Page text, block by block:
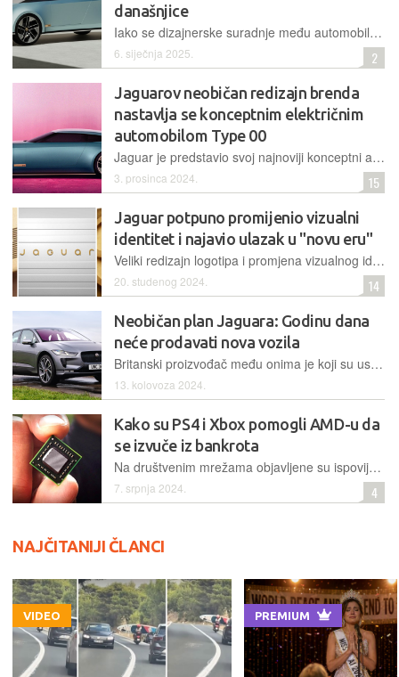
današnjice
Iako se dizajnerske suradnje među automobilskim markama događaju rijetko, jedan je londonski dizajnerski studio zamislio takvu suradnju između dva nespojiva partnera – Tesle i Jaguara
6. siječnja 2025. 2
Jaguarov neobičan redizajn brenda
nastavlja se konceptnim električnim
automobilom Type 00
Jaguar je predstavio svoj najnoviji konceptni automobil Type 00 na Miami Art Weeku, kojim je šokirao medije i automobilsku industriju. Ovo predstavljanje dolazi nakon kontroverzne kampanje rebrendiranja koja je pokrenula široku raspravu i kritike na društvenim mrežama...
3. prosinca 2024. 15
Jaguar potpuno promijenio vizualni
identitet i najavio ulazak u "novu eru"
Veliki redizajn logotipa i promjena vizualnog identiteta nešto je što se posljednjih godina u autoindustriji često događa. Najnoviji primjer je Jaguar, koji također želi modernizirati svoj logotip te općenito dizajn
20. studenog 2024. 14
Neobičan plan Jaguara: Godinu dana
neće prodavati nova vozila
Britanski proizvođač među onima je koji su usporili planove elektrifikacije, ali ne odustaju od prekida proizvodnje klasičnih automobila. Iz tog su razloga došli u raskorak s planovima i donijeli čudnu odluku
13. kolovoza 2024.
Kako su PS4 i Xbox pomogli AMD-u da
se izvuče iz bankrota
Na društvenim mrežama objavljene su ispovijesti dvojice dugogodišnjih direktora AMD-a koji su se prisjetili teških dana kompanije i načina na koji su preživjeli veliku financijsku krizu
7. srpnja 2024. 4
NAJČITANIJI ČLANCI
VIDEO PREMIUM